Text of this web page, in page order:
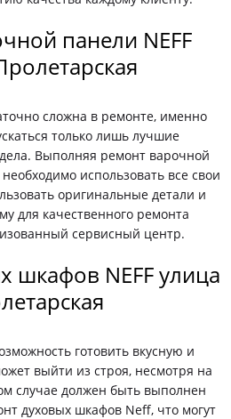
панели NEFF
сложна в ремонте, именно
только лишь лучшие
Выполняя ремонт варочной
использовать все свои
оригинальные детали и
для качественного ремонта
сервисный центр.
шкафов NEFF улица
готовить вкусную и
выйти из строя, несмотря на
случае должен быть выполнен
духовых шкафов Neff, что могут